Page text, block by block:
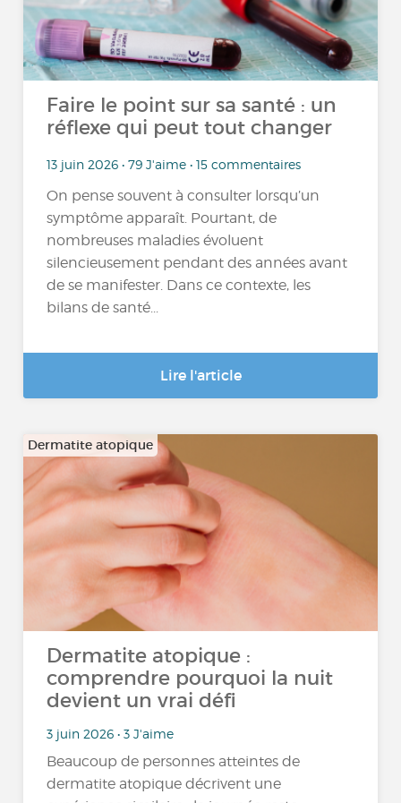
Faire le point sur sa santé : un
réflexe qui peut tout changer
13 juin 2026 • 79 J'aime • 15 commentaires
On pense souvent à consulter lorsqu’un
symptôme apparaît. Pourtant, de
nombreuses maladies évoluent
silencieusement pendant des années avant
de se manifester. Dans ce contexte, les
bilans de santé...
Lire l'article
Dermatite atopique
Dermatite atopique :
comprendre pourquoi la nuit
devient un vrai défi
3 juin 2026 • 3 J'aime
Beaucoup de personnes atteintes de
dermatite atopique décrivent une